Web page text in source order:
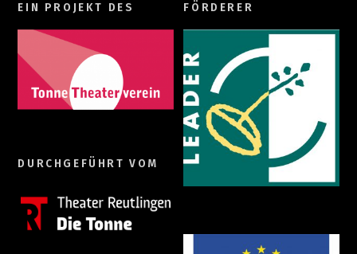
EIN PROJEKT DES
DURCHGEFÜHRT VOM
FÖRDERER